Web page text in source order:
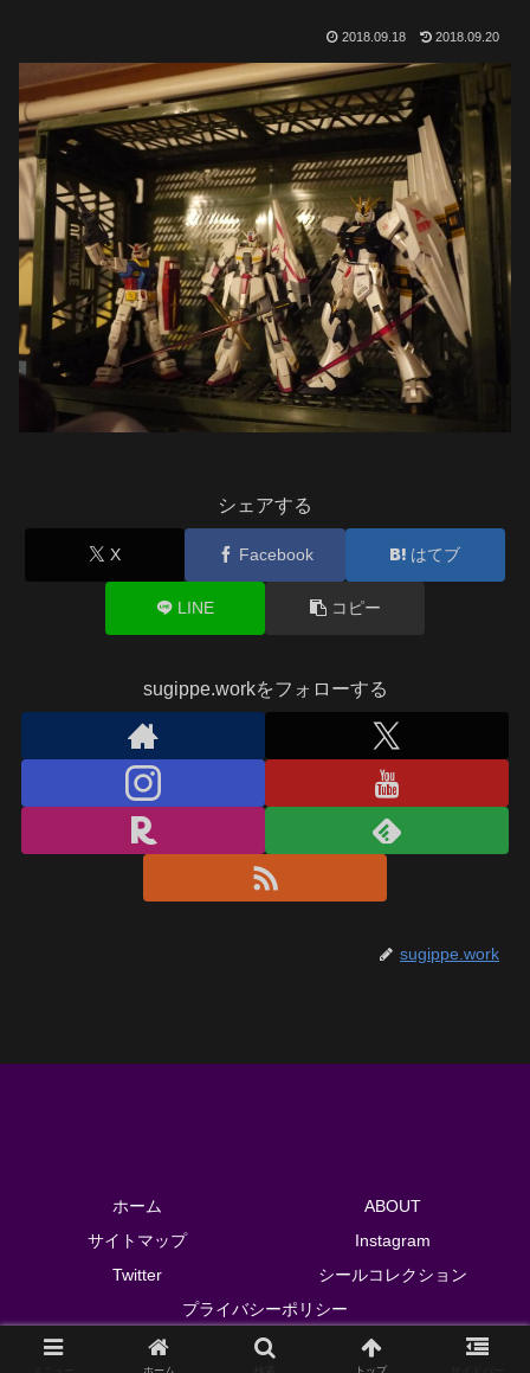
2018.09.18 2018.09.20
シェアする
X Facebook はてブ
LINE コピー
sugippe.workをフォローする
sugippe.work
ホーム
ABOUT
サイトマップ
Instagram
Twitter
シールコレクション
プライバシーポリシー
© 2018 sugippe.work.
ホーム トップ